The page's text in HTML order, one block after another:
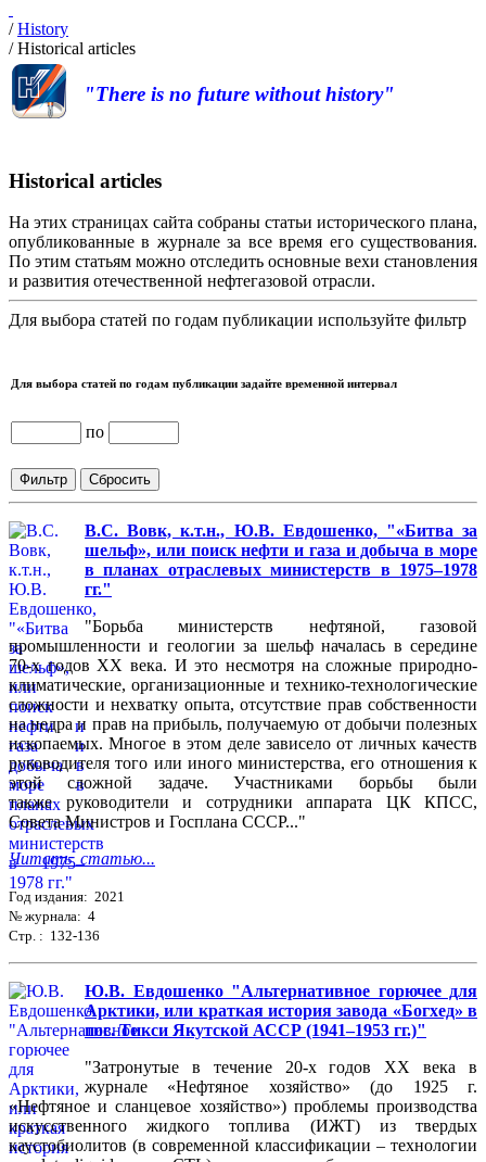
/History
/Historical articles
"There is no future without history"
Historical articles
На этих страницах сайта собраны статьи исторического плана,
опубликованные в журнале за все время его существования.
По этим статьям можно отследить основные вехи становления
и развития отечественной нефтегазовой отрасли.
Для выбора статей по годам публикации используйте фильтр
Для выбора статей по годам публикации задайте временной интервал
по
В.С. Вовк, к.т.н., Ю.В. Евдошенко, "«Битва за
шельф», или поиск нефти и газа и добыча в море
в планах отраслевых министерств в 1975–1978
гг."
"Борьба министерств нефтяной, газовой
промышленности и геологии за шельф началась в середине
70-х годов XX века. И это несмотря на сложные природно-
климатические, организационные и технико-технологические
сложности и нехватку опыта, отсутствие прав собственности
на недра и прав на прибыль, получаемую от добычи полезных
ископаемых. Многое в этом деле зависело от личных качеств
руководителя того или иного министерства, его отношения к
этой сложной задаче. Участниками борьбы были
также руководители и сотрудники аппарата ЦК КПСС,
Совета Министров и Госплана СССР..."
Читать статью...
Год издания: 2021
№ журнала: 4
Стр. : 132-136
Ю.В. Евдошенко "Альтернативное горючее для
Арктики, или краткая история завода «Богхед» в
пос. Тикси Якутской АССР (1941–1953 гг.)"
"Затронутые в течение 20-х годов XX века в
журнале «Нефтяное хозяйство» (до 1925 г.
«Нефтяное и сланцевое хозяйство») проблемы производства
искусственного жидкого топлива (ИЖТ) из твердых
каустобиолитов (в современной классификации – технологии